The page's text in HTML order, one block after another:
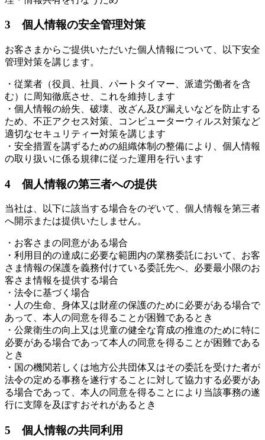
3 個人情報の安全管理対策
お客さまからご提供いただいた個人情報について、以下安全
管理対策を講じます。
・従業者（役員、社員、パートタイマー、派遣労働者を含
む）に周知徹底させ、これを維持します
・個人情報の紛失、破壊、改ざん及び漏えいなどを防止する
ため、不正アクセス対策、コンピューターウィルス対策など
適切なセキュリティー対策を講じます
・安全措置を講ずるための組織体制の整備により、個人情報
の取り扱いに係る規律に従った運用を行います
4 個人情報の第三者への提供
当社は、以下に該当する場合をのぞいて、個人情報を第三者
へ開示または提供いたしません。
・お客さまの同意がある場合
・利用目的の達成に必要な範囲内の業務委託において、お客
さま情報の保護を義務付けている委託先へ、必要最小限のお
客さま情報を提供する場合
・法令に基づく場合
・人の生命、身体又は財産の保護のために必要がある場合で
あって、本人の同意を得ることが困難であるとき
・公衆衛生の向上又は児童の健全な育成の推進のために特に
必要がある場合であって本人の同意を得ることが困難である
とき
・国の機関若しくは地方公共団体又はその委託を受けた者が
法令の定める事務を遂行することに対して協力する必要があ
る場合であって、本人の同意を得ることにより当該事務の遂
行に支障を及ぼすおそれがあるとき
5 個人情報の共同利用